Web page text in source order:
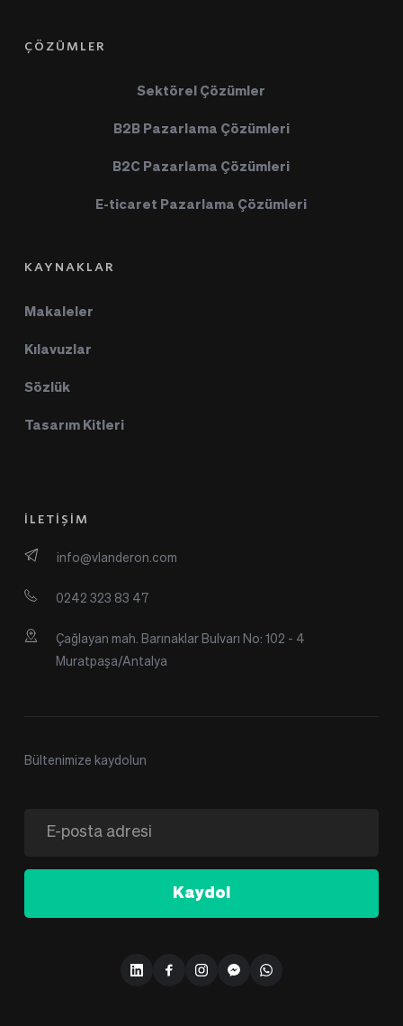
ÇÖZÜMLER
Sektörel Çözümler
B2B Pazarlama Çözümleri
B2C Pazarlama Çözümleri
E-ticaret Pazarlama Çözümleri
KAYNAKLAR
Makaleler
Kılavuzlar
Sözlük
Tasarım Kitleri
İLETİŞİM
info@vlanderon.com
0242 323 83 47
Çağlayan mah. Barınaklar Bulvarı No: 102 - 4
Muratpaşa/Antalya
Bültenimize kaydolun
Kaydol